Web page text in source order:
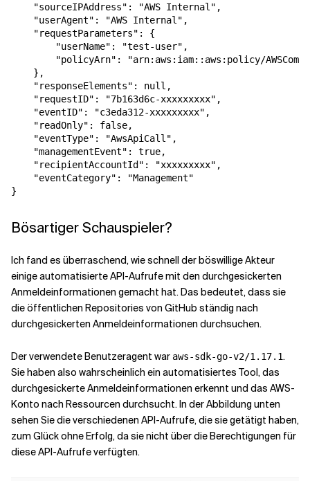
    "sourceIPAddress": "AWS Internal",
    "userAgent": "AWS Internal",
    "requestParameters": {
        "userName": "test-user",
"policyArn": "arn:aws:iam::aws:policy/
    },
    "responseElements": null,
    "requestID": "7b163d6c-xxxxxxxxx",
    "eventID": "c3eda312-xxxxxxxxx",
    "readOnly": false,
    "eventType": "AwsApiCall",
    "managementEvent": true,
    "recipientAccountId": "xxxxxxxxx",
    "eventCategory": "Management"
Bösartiger Schauspieler?
Ich fand es überraschend, wie schnell der böswillige Akteur
einige automatisierte API-Aufrufe mit den durchgesickerten
Anmeldeinformationen gemacht hat. Das bedeutet, dass sie
die öffentlichen Repositories von GitHub ständig nach
durchgesickerten Anmeldeinformationen durchsuchen.
Der verwendete Benutzeragent war aws-sdk-go-v2/1.17.1.
Sie haben also wahrscheinlich ein automatisiertes Tool, das
durchgesickerte Anmeldeinformationen erkennt und das AWS-
Konto nach Ressourcen durchsucht. In der Abbildung unten
sehen Sie die verschiedenen API-Aufrufe, die sie getätigt haben,
zum Glück ohne Erfolg, da sie nicht über die Berechtigungen für
diese API-Aufrufe verfügten.